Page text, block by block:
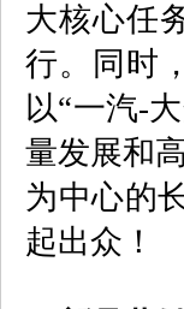
大核心任
行。同时
以“一汽-
量发展和
为中心的
起出众！